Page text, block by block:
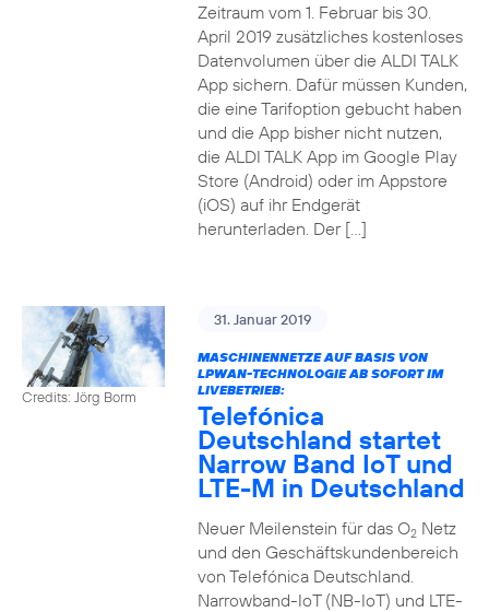
Zeitraum vom 1. Februar bis 30.
April 2019 zusätzliches kostenloses
Datenvolumen über die ALDI TALK
App sichern. Dafür müssen Kunden,
die eine Tarifoption gebucht haben
und die App bisher nicht nutzen,
die ALDI TALK App im Google Play
Store (Android) oder im Appstore
(iOS) auf ihr Endgerät
herunterladen. Der […]
Credits: Jörg Borm
31. Januar 2019
MASCHINENNETZE AUF BASIS VON
LPWAN-TECHNOLOGIE AB SOFORT IM
LIVEBETRIEB:
Telefónica
Deutschland startet
Narrow Band IoT und
LTE-M in Deutschland
Neuer Meilenstein für das O2Netz
und den Geschäftskundenbereich
von Telefónica Deutschland.
Narrowband-IoT (NB-IoT) und LTE-